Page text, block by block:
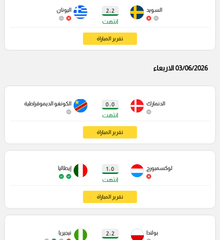
السويد 2 : 2
انتهت
اليونان
تقرير المباراة
03/06/2026 الاربعاء
الدنمارك 0 : 0
انتهت
الكونغو الديموقراطية
تقرير المباراة
لوكسمبورج 0 : 1
انتهت
إيطاليا
تقرير المباراة
بولندا 2 : 2 نيجيريا